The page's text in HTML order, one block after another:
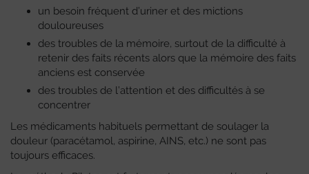
un besoin fréquent d’uriner et des mictions
douloureuses
des troubles de la mémoire, surtout de la difficulté à
retenir des faits récents alors que la mémoire des faits
anciens est conservée
des troubles de l’attention et des difficultés à se
concentrer
Les médicaments habituels permettant de soulager la
douleur (paracétamol, aspirine, AINS, etc.) ne sont pas
toujours efficaces.